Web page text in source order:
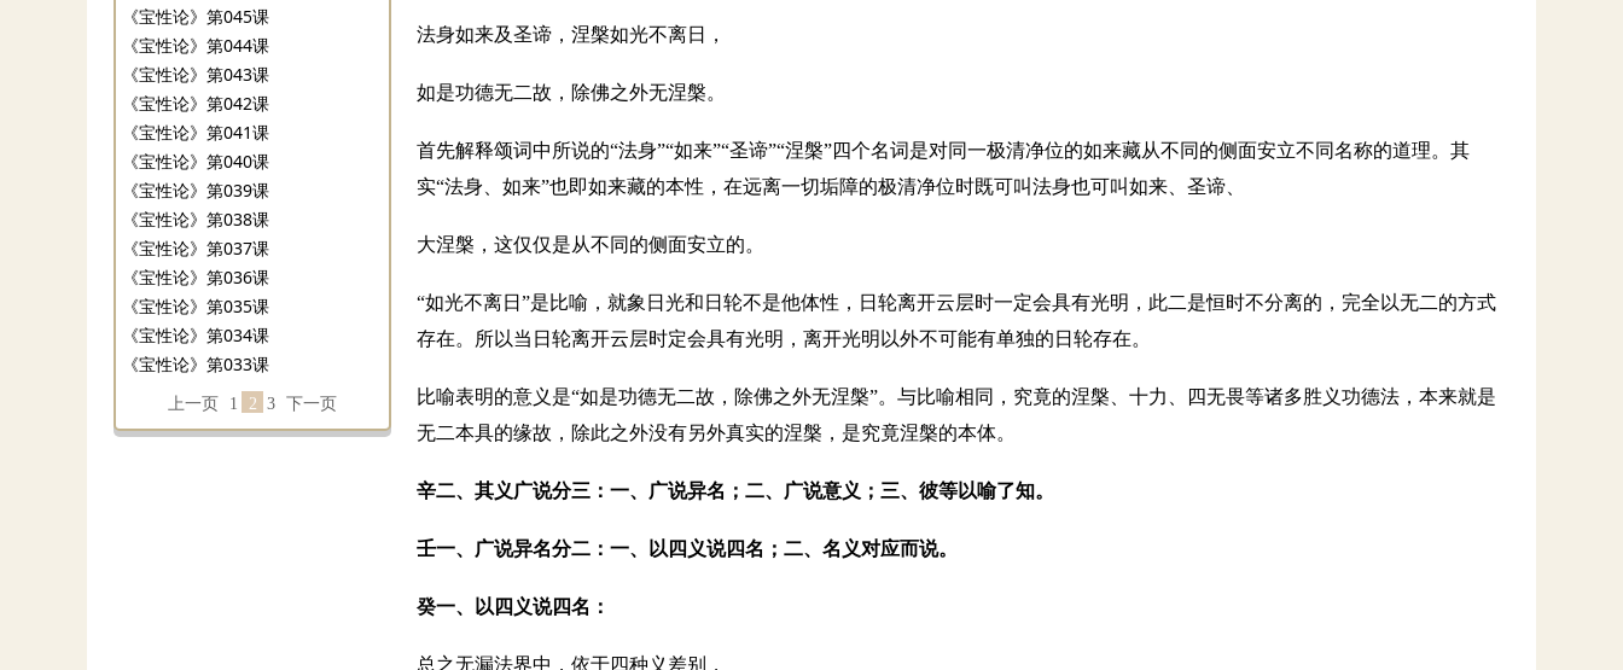
《宝性论》第045课
《宝性论》第044课
《宝性论》第043课
《宝性论》第042课
《宝性论》第041课
《宝性论》第040课
《宝性论》第039课
《宝性论》第038课
《宝性论》第037课
《宝性论》第036课
《宝性论》第035课
《宝性论》第034课
《宝性论》第033课
上一页 1 2 3 下一页
法身如来及圣谛，涅槃如光不离日，
如是功德无二故，除佛之外无涅槃。
首先解释颂词中所说的“法身”“如来”“圣谛”“涅槃”四个名词是对同一极清净位的如来藏从不同的侧面安立不同名称的道理。其
实“法身、如来”也即如来藏的本性，在远离一切垢障的极清净位时既可叫法身也可叫如来、圣谛、
大涅槃，这仅仅是从不同的侧面安立的。
“如光不离日”是比喻，就象日光和日轮不是他体性，日轮离开云层时一定会具有光明，此二是恒时不分离的，完全以无二的方式
存在。所以当日轮离开云层时定会具有光明，离开光明以外不可能有单独的日轮存在。
比喻表明的意义是“如是功德无二故，除佛之外无涅槃”。与比喻相同，究竟的涅槃、十力、四无畏等诸多胜义功德法，本来就是
无二本具的缘故，除此之外没有另外真实的涅槃，是究竟涅槃的本体。
辛二、其义广说分三：一、广说异名；二、广说意义；三、彼等以喻了知。
壬一、广说异名分二：一、以四义说四名；二、名义对应而说。
癸一、以四义说四名：
总之无漏法界中，依于四种义差别，